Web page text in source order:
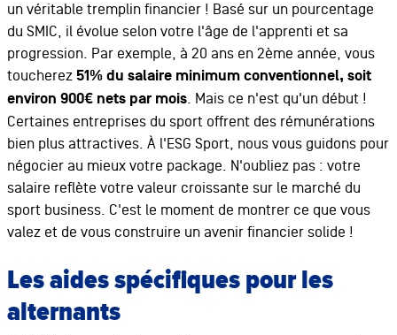
un véritable tremplin financier ! Basé sur un pourcentage
du SMIC, il évolue selon votre l'âge de l'apprenti et sa
progression. Par exemple, à 20 ans en 2ème année, vous
toucherez 51% du salaire minimum conventionnel, soit
environ 900€ nets par mois. Mais ce n'est qu'un début !
Certaines entreprises du sport offrent des rémunérations
bien plus attractives. À l'ESG Sport, nous vous guidons pour
négocier au mieux votre package. N'oubliez pas : votre
salaire reflète votre valeur croissante sur le marché du
sport business. C'est le moment de montrer ce que vous
valez et de vous construire un avenir financier solide !
Les aides spécifiques pour les
alternants